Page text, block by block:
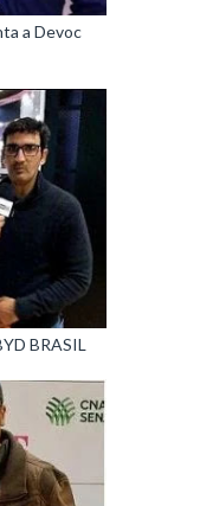
a Devoc
BRASIL